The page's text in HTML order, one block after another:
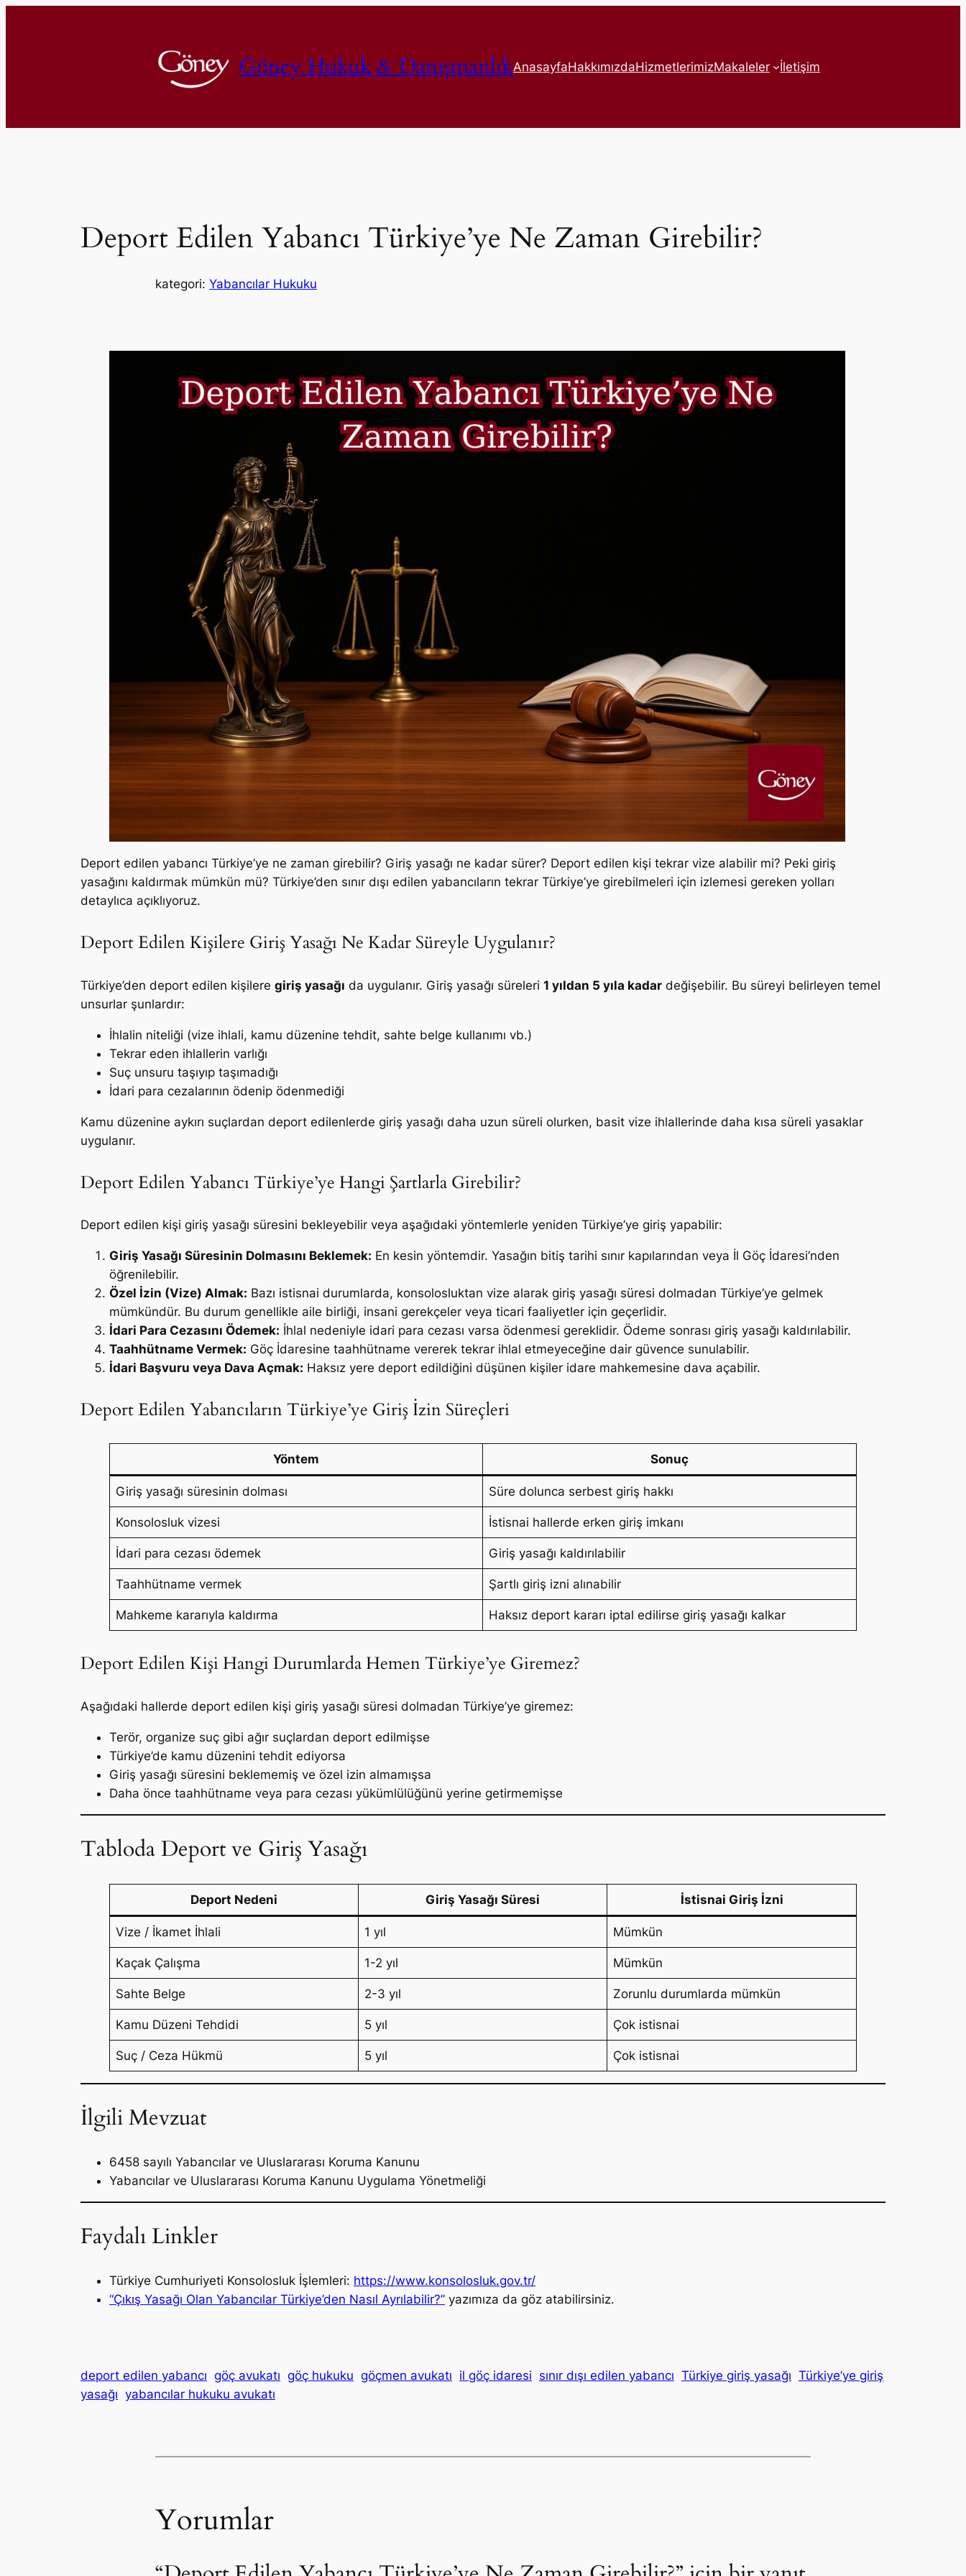
Göney Hukuk & DanışmanlıkAnasayfaHakkımızdaHizmetlerimizMakaleler İletişim
Deport Edilen Yabancı Türkiye’ye Ne Zaman Girebilir?
kategori: Yabancılar Hukuku
Deport edilen yabancı Türkiye’ye ne zaman girebilir? Giriş yasağı ne kadar sürer? Deport edilen kişi tekrar vize alabilir mi? Peki giriş
yasağını kaldırmak mümkün mü? Türkiye’den sınır dışı edilen yabancıların tekrar Türkiye’ye girebilmeleri için izlemesi gereken yolları
detaylıca açıklıyoruz.
Deport Edilen Kişilere Giriş Yasağı Ne Kadar Süreyle Uygulanır?
Türkiye’den deport edilen kişilere giriş yasağı da uygulanır. Giriş yasağı süreleri 1 yıldan 5 yıla kadar değişebilir. Bu süreyi belirleyen temel
unsurlar şunlardır:
İhlalin niteliği (vize ihlali, kamu düzenine tehdit, sahte belge kullanımı vb.)
Tekrar eden ihlallerin varlığı
Suç unsuru taşıyıp taşımadığı
İdari para cezalarının ödenip ödenmediği
Kamu düzenine aykırı suçlardan deport edilenlerde giriş yasağı daha uzun süreli olurken, basit vize ihlallerinde daha kısa süreli yasaklar
uygulanır.
Deport Edilen Yabancı Türkiye’ye Hangi Şartlarla Girebilir?
Deport edilen kişi giriş yasağı süresini bekleyebilir veya aşağıdaki yöntemlerle yeniden Türkiye’ye giriş yapabilir:
Giriş Yasağı Süresinin Dolmasını Beklemek: En kesin yöntemdir. Yasağın bitiş tarihi sınır kapılarından veya İl Göç İdaresi’nden
öğrenilebilir.
Özel İzin (Vize) Almak: Bazı istisnai durumlarda, konsolosluktan vize alarak giriş yasağı süresi dolmadan Türkiye’ye gelmek
mümkündür. Bu durum genellikle aile birliği, insani gerekçeler veya ticari faaliyetler için geçerlidir.
İdari Para Cezasını Ödemek: İhlal nedeniyle idari para cezası varsa ödenmesi gereklidir. Ödeme sonrası giriş yasağı kaldırılabilir.
Taahhütname Vermek: Göç İdaresine taahhütname vererek tekrar ihlal etmeyeceğine dair güvence sunulabilir.
İdari Başvuru veya Dava Açmak: Haksız yere deport edildiğini düşünen kişiler idare mahkemesine dava açabilir.
Deport Edilen Yabancıların Türkiye’ye Giriş İzin Süreçleri
Yöntem Sonuç
Giriş yasağı süresinin dolması Süre dolunca serbest giriş hakkı
Konsolosluk vizesi İstisnai hallerde erken giriş imkanı
İdari para cezası ödemek Giriş yasağı kaldırılabilir
Taahhütname vermek Şartlı giriş izni alınabilir
Mahkeme kararıyla kaldırma Haksız deport kararı iptal edilirse giriş yasağı kalkar
Deport Edilen Kişi Hangi Durumlarda Hemen Türkiye’ye Giremez?
Aşağıdaki hallerde deport edilen kişi giriş yasağı süresi dolmadan Türkiye’ye giremez:
Terör, organize suç gibi ağır suçlardan deport edilmişse
Türkiye’de kamu düzenini tehdit ediyorsa
Giriş yasağı süresini beklememiş ve özel izin almamışsa
Daha önce taahhütname veya para cezası yükümlülüğünü yerine getirmemişse
Tabloda Deport ve Giriş Yasağı
Deport Nedeni Giriş Yasağı Süresi İstisnai Giriş İzni
Vize / İkamet İhlali 1 yıl Mümkün
Kaçak Çalışma 1-2 yıl Mümkün
Sahte Belge 2-3 yıl Zorunlu durumlarda mümkün
Kamu Düzeni Tehdidi 5 yıl Çok istisnai
Suç / Ceza Hükmü 5 yıl Çok istisnai
İlgili Mevzuat
6458 sayılı Yabancılar ve Uluslararası Koruma Kanunu
Yabancılar ve Uluslararası Koruma Kanunu Uygulama Yönetmeliği
Faydalı Linkler
Türkiye Cumhuriyeti Konsolosluk İşlemleri: https://www.konsolosluk.gov.tr/
“Çıkış Yasağı Olan Yabancılar Türkiye’den Nasıl Ayrılabilir?” yazımıza da göz atabilirsiniz.
deport edilen yabancı göç avukatı göç hukuku göçmen avukatı il göç idaresi sınır dışı edilen yabancı Türkiye giriş yasağı Türkiye’ye giriş
yasağı yabancılar hukuku avukatı
Yorumlar